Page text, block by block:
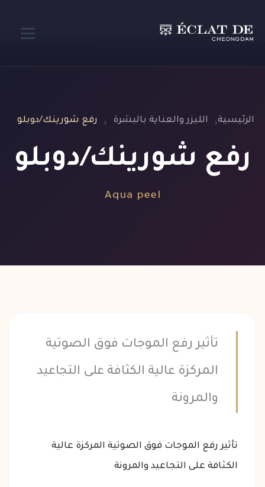
الرئيسية الليزر والعناية بالبشرة رفع شورينك/دوبلو
رفع شورينك/دوبلو
Aqua peel
تأثير رفع الموجات فوق الصوتية
المركزة عالية الكثافة على التجاعيد
والمرونة
تأثير رفع الموجات فوق الصوتية المركزة عالية
الكثافة على التجاعيد والمرونة